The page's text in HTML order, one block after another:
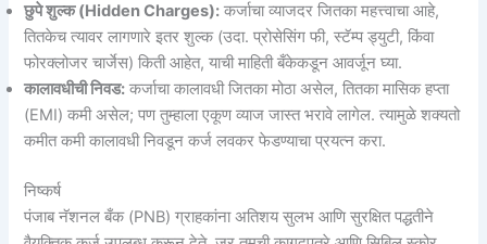
छुपे शुल्क (Hidden Charges): कर्जाचा व्याजदर जितका महत्त्वाचा आहे,
तितकेच त्यावर लागणारे इतर शुल्क (उदा. प्रोसेसिंग फी, स्टॅम्प ड्युटी, किंवा
फोरक्लोजर चार्जेस) किती आहेत, याची माहिती बँकेकडून आवर्जून घ्या.
कालावधीची निवड: कर्जाचा कालावधी जितका मोठा असेल, तितका मासिक हप्ता
(EMI) कमी असेल; पण तुम्हाला एकूण व्याज जास्त भरावे लागेल. त्यामुळे शक्यतो
कमीत कमी कालावधी निवडून कर्ज लवकर फेडण्याचा प्रयत्न करा.
निष्कर्ष
पंजाब नॅशनल बँक (PNB) ग्राहकांना अतिशय सुलभ आणि सुरक्षित पद्धतीने